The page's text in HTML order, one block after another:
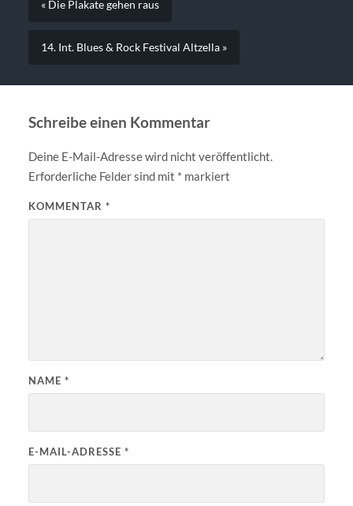
« Die Plakate gehen raus
14. Int. Blues & Rock Festival Altzella »
Schreibe einen Kommentar
Deine E-Mail-Adresse wird nicht veröffentlicht.
Erforderliche Felder sind mit * markiert
KOMMENTAR *
NAME *
E-MAIL-ADRESSE *